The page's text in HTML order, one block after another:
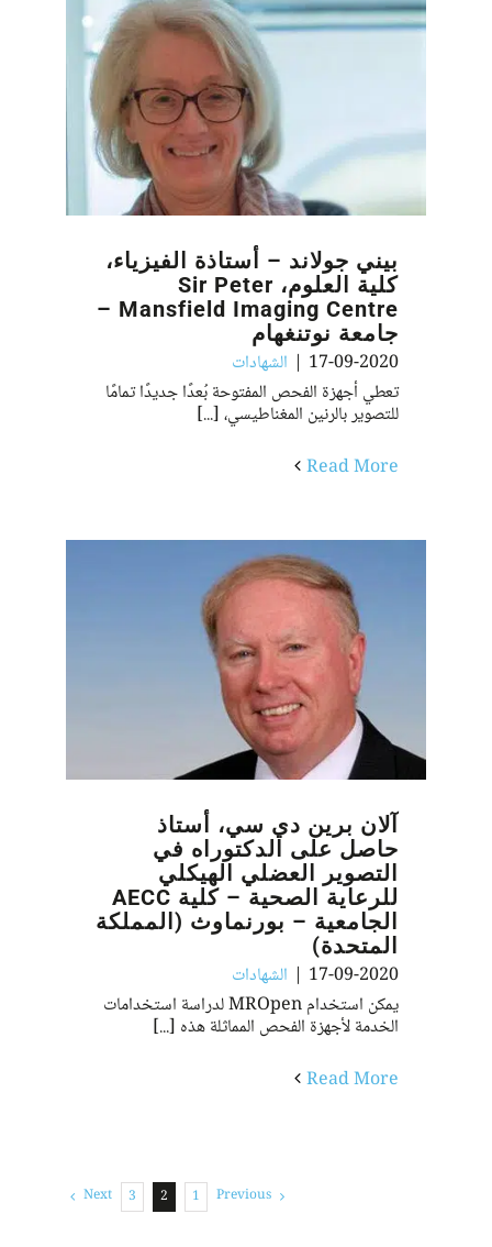
بيني جولاند – أستاذة الفيزياء،
كلية العلوم، Sir Peter
Mansfield Imaging Centre –
جامعة نوتنغهام
17-09-2020
| الشهادات
تعطي أجهزة الفحص المفتوحة بُعدًا جديدًا تمامًا
للتصوير بالرنين المغناطيسي، [...]
Read More
آلان برين دي سي، أستاذ
حاصل على الدكتوراه في
التصوير العضلي الهيكلي
للرعاية الصحية – كلية AECC
الجامعية – بورنماوث (المملكة
المتحدة)
17-09-2020
| الشهادات
يمكن استخدام MROpen لدراسة استخدامات
الخدمة لأجهزة الفحص المماثلة هذه [...]
Read More
Previous
1
2
3
Next